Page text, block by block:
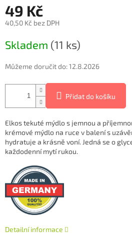
49 Kč
40,50 Kč bez DPH
cena:
Skladem (11 ks)
Můžeme doručit do:12.8.2026
Přidat do košíku
Elkos tekuté mýdlo s jemnou a
krémové mýdlo na ruce v balení s
hydratuje a krásně voní. Jedná se o
každodenní mytí rukou.
Detailní informace